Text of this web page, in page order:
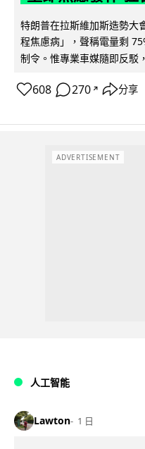
特朗普在拉斯維加斯造勢大
程焦慮病」，聲稱電量剩
制令。惟專業車媒隨即反駁
608 270 ↗ 分享
ADVERTISEMENT
人工智能
Lawton 1 日